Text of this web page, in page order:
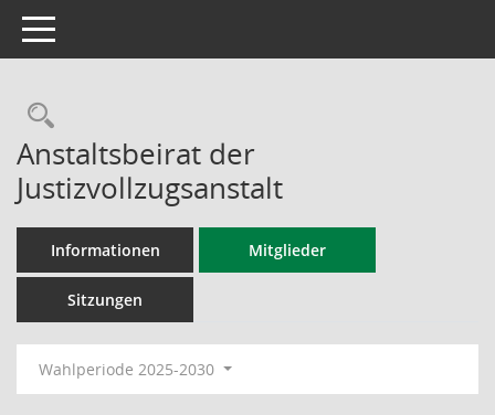
Toggle navigation
Rechercheauswahl
Anstaltsbeirat der
Justizvollzugsanstalt
Informationen Mitglieder
Sitzungen
Wahlperiode 2025-2030